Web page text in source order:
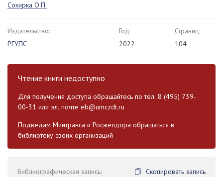
Сокирка О.П.
Издательство:
РГУПС
Год:
2022
Страниц:
104
Чтение книги недоступно
Для получения доступа обращайтесь по тел. 8 (495) 739-
00-31 или эл. почте eb@umczdt.ru
Подведам Минтранса и Росжелдора обращаться в
библиотеку своих организаций
Библиографическая запись:
Скопировать запись